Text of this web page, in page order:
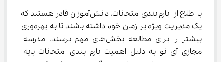
با اطلاع از بارم بندی امتحانات، دانش‌آموزان قادر هستند که
یک مدیریت ویژه بر زمان خود داشته باشند تا به بهره‌وری
بیشتر را برای مطالعه بخش‌های مهم برسند. مدرسه
مجازی آی نو به دلیل اهمیت بارم بندی امتحانات پایه